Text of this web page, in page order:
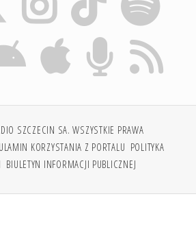
SZCZECIN SA. WSZYSTKIE PRAWA
KORZYSTANIA Z PORTALU POLITYKA
BIULETYN INFORMACJI PUBLICZNEJ